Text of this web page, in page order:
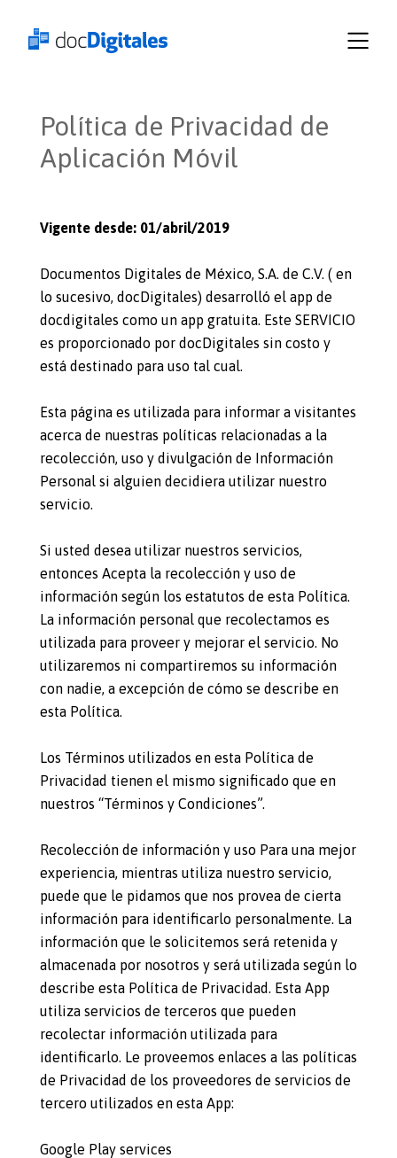
Recursos
sesión
docDigitales
docDigitales
Política de Privacidad de
Aplicación Móvil
Vigente desde: 01/abril/2019
Documentos Digitales de México, S.A. de C.V. ( en
lo sucesivo, docDigitales) desarrolló el app de
docdigitales como un app gratuita. Este SERVICIO
es proporcionado por docDigitales sin costo y
está destinado para uso tal cual.
Esta página es utilizada para informar a visitantes
acerca de nuestras políticas relacionadas a la
recolección, uso y divulgación de Información
Personal si alguien decidiera utilizar nuestro
servicio.
Si usted desea utilizar nuestros servicios,
entonces Acepta la recolección y uso de
información según los estatutos de esta Política.
La información personal que recolectamos es
utilizada para proveer y mejorar el servicio. No
utilizaremos ni compartiremos su información
con nadie, a excepción de cómo se describe en
esta Política.
Los Términos utilizados en esta Política de
Privacidad tienen el mismo significado que en
nuestros “Términos y Condiciones”.
Recolección de información y uso Para una mejor
experiencia, mientras utiliza nuestro servicio,
puede que le pidamos que nos provea de cierta
información para identificarlo personalmente. La
información que le solicitemos será retenida y
almacenada por nosotros y será utilizada según lo
describe esta Política de Privacidad. Esta App
utiliza servicios de terceros que pueden
recolectar información utilizada para
identificarlo. Le proveemos enlaces a las políticas
de Privacidad de los proveedores de servicios de
tercero utilizados en esta App:
Google Play services